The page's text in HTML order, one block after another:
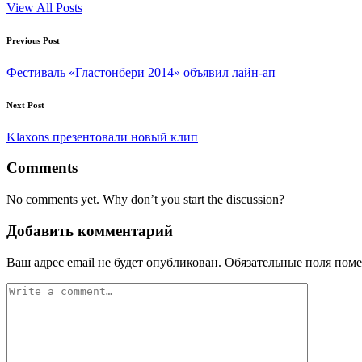
View All Posts
Post
navigation
Previous Post
Фестиваль «Гластонбери 2014» объявил лайн-ап
Next Post
Klaxons презентовали новый клип
Comments
No comments yet. Why don’t you start the discussion?
Добавить комментарий
Ваш адрес email не будет опубликован. Обязательные поля